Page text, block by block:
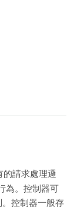
的請求處理邏
為。控制器可
。控制器一般存